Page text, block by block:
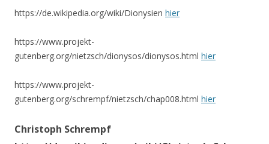
https://de.wikipedia.org/wiki/Dionysien hier
https://www.projekt-
gutenberg.org/nietzsch/dionysos/dionysos.html hier
https://www.projekt-
gutenberg.org/schrempf/nietzsch/chap008.html hier
Christoph Schrempf